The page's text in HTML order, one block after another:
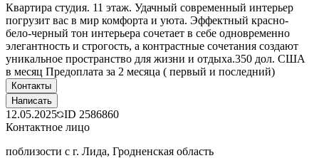
Квартира студия. 11 этаж. Удачный современный интерьер
погрузит вас в мир комфорта и уюта. Эффектный красно-
бело-черный тон интерьера сочетает в себе одновременно
элегантность и строгость, а контрастные сочетания создают
уникальное пространство для жизни и отдыха.350 дол. США
в месяц Предоплата за 2 месяца ( первый и последний)
Контакты
Написать
12.05.2025 ID 2586860
Контактное лицо
поблизости с г. Лида, Гродненская область